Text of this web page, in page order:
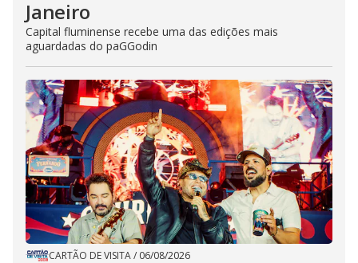
Janeiro
Capital fluminense recebe uma das edições mais
aguardadas do paGGodin
CARTÃO DE VISITA/ 06/08/2026